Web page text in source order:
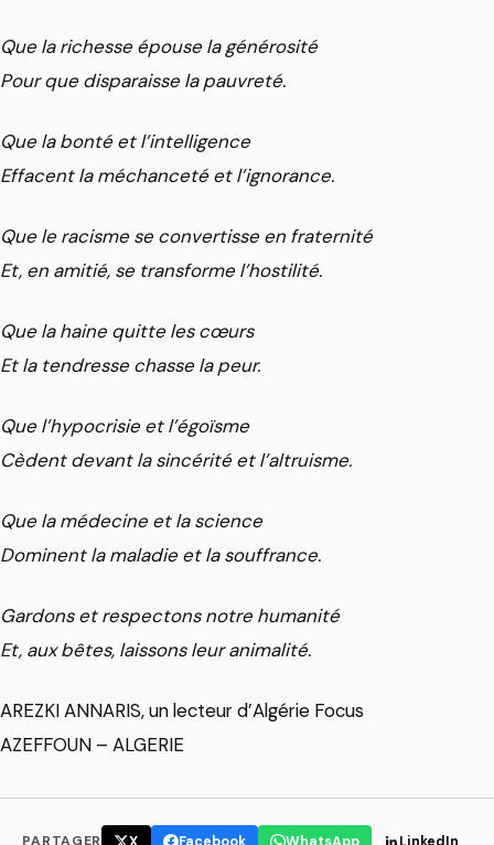
Que la richesse épouse la générosité
Pour que disparaisse la pauvreté.
Que la bonté et l’intelligence
Effacent la méchanceté et l’ignorance.
Que le racisme se convertisse en fraternité
Et, en amitié, se transforme l’hostilité.
Que la haine quitte les cœurs
Et la tendresse chasse la peur.
Que l’hypocrisie et l’égoïsme
Cèdent devant la sincérité et l’altruisme.
Que la médecine et la science
Dominent la maladie et la souffrance.
Gardons et respectons notre humanité
Et, aux bêtes, laissons leur animalité.
AREZKI ANNARIS, un lecteur d’Algérie Focus
AZEFFOUN – ALGERIE
PARTAGER X Facebook WhatsApp
LinkedIn